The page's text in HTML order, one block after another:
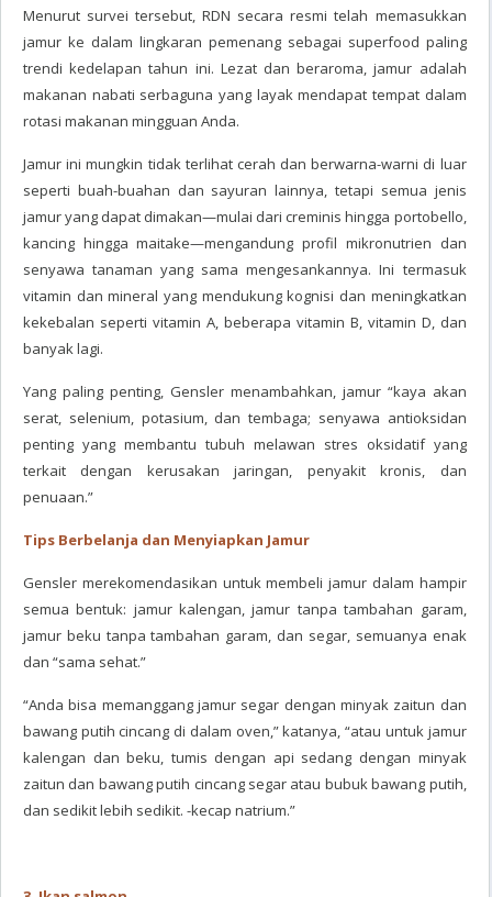
Menurut survei tersebut, RDN secara resmi telah memasukkan
jamur ke dalam lingkaran pemenang sebagai superfood paling
trendi kedelapan tahun ini. Lezat dan beraroma, jamur adalah
makanan nabati serbaguna yang layak mendapat tempat dalam
rotasi makanan mingguan Anda.
Jamur ini mungkin tidak terlihat cerah dan berwarna-warni di luar
seperti buah-buahan dan sayuran lainnya, tetapi semua jenis
jamur yang dapat dimakan—mulai dari creminis hingga portobello,
kancing hingga maitake—mengandung profil mikronutrien dan
senyawa tanaman yang sama mengesankannya. Ini termasuk
vitamin dan mineral yang mendukung kognisi dan meningkatkan
kekebalan seperti vitamin A, beberapa vitamin B, vitamin D, dan
banyak lagi.
Yang paling penting, Gensler menambahkan, jamur “kaya akan
serat, selenium, potasium, dan tembaga; senyawa antioksidan
penting yang membantu tubuh melawan stres oksidatif yang
terkait dengan kerusakan jaringan, penyakit kronis, dan
penuaan.”
Tips Berbelanja dan Menyiapkan Jamur
Gensler merekomendasikan untuk membeli jamur dalam hampir
semua bentuk: jamur kalengan, jamur tanpa tambahan garam,
jamur beku tanpa tambahan garam, dan segar, semuanya enak
dan “sama sehat.”
“Anda bisa memanggang jamur segar dengan minyak zaitun dan
bawang putih cincang di dalam oven,” katanya, “atau untuk jamur
kalengan dan beku, tumis dengan api sedang dengan minyak
zaitun dan bawang putih cincang segar atau bubuk bawang putih,
dan sedikit lebih sedikit. -kecap natrium.”